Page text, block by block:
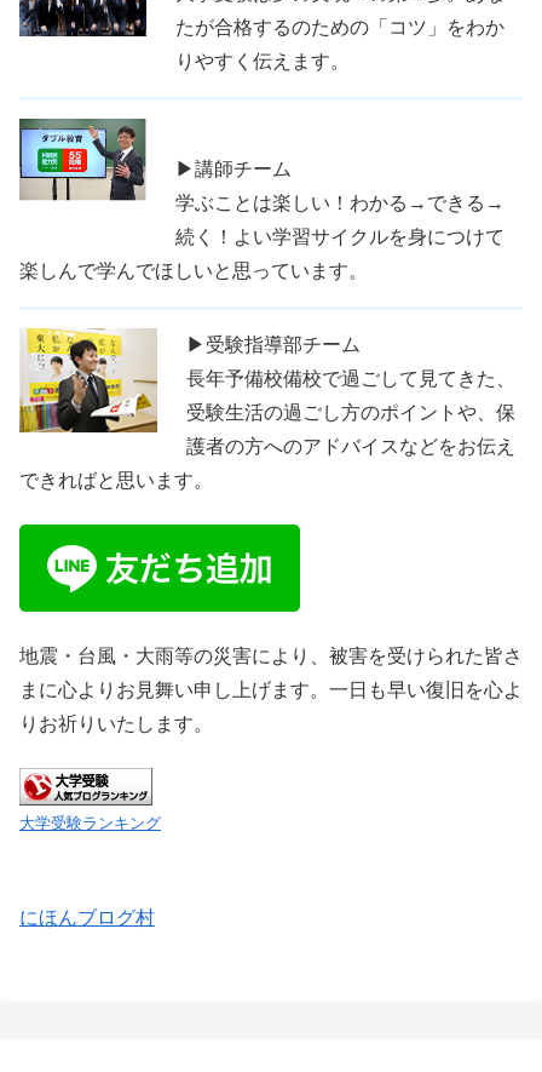
たが合格するのための「コツ」をわか
りやすく伝えます。
▶講師チーム
学ぶことは楽しい！わかる→できる→
続く！よい学習サイクルを身につけて
楽しんで学んでほしいと思っています。
▶受験指導部チーム
長年予備校備校で過ごして見てきた、
受験生活の過ごし方のポイントや、保
護者の方へのアドバイスなどをお伝え
できればと思います。
地震・台風・大雨等の災害により、被害を受けられた皆さ
まに心よりお見舞い申し上げます。一日も早い復旧を心よ
りお祈りいたします。
大学受験ランキング
にほんブログ村